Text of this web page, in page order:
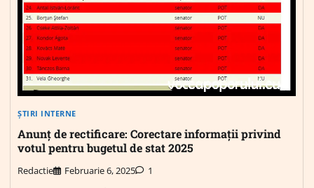
ȘTIRI INTERNE
Anunț de rectificare: Corectare informații privind
votul pentru bugetul de stat 2025
Redactie Februarie 6, 2025 1